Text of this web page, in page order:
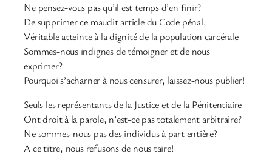
Ne pensez-vous pas qu’il est temps d’en finir?
De supprimer ce maudit article du Code pénal,
Véritable atteinte à la dignité de la population carcérale
Sommes-nous indignes de témoigner et de nous
exprimer?
Pourquoi s’acharner à nous censurer, laissez-nous publier!
Seuls les représentants de la Justice et de la Pénitentiaire
Ont droit à la parole, n’est-ce pas totalement arbitraire?
Ne sommes-nous pas des individus à part entière?
A ce titre, nous refusons de nous taire!